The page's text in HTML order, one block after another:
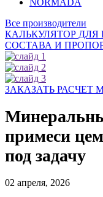
NORMADA
Все производители
КАЛЬКУЛЯТОР ДЛЯ
СОСТАВА И
ЗАКАЗАТЬ РАСЧЕТ
примеси
под задачу
02 апреля, 2026